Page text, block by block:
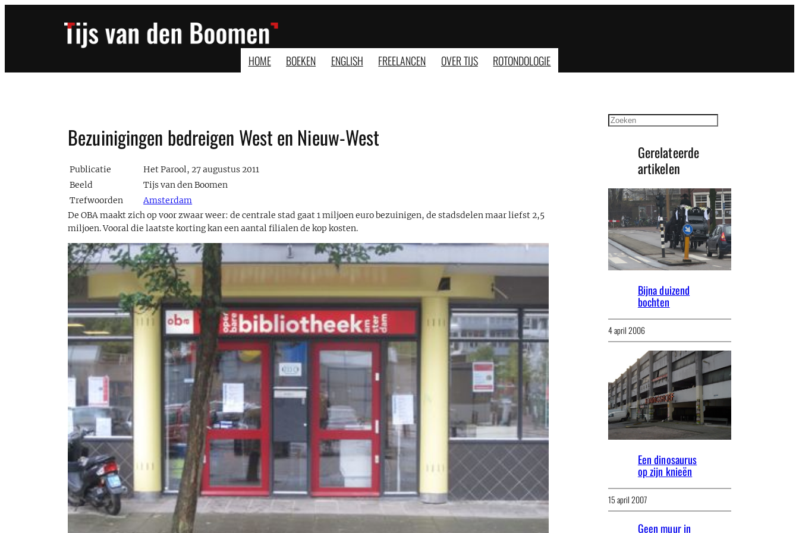
HOME BOEKEN ENGLISH FREELANCEN OVER TIJS ROTONDOLOGIE
Bezuinigingen bedreigen West en Nieuw-West
Publicatie
Het Parool, 27 augustus 2011
Beeld
Tijs van den Boomen
Trefwoorden
Amsterdam
De OBA maakt zich op voor zwaar weer: de centrale stad gaat 1 miljoen euro bezuinigen, de stadsdelen maar liefst 2,5
miljoen. Vooral die laatste korting kan een aantal filialen de kop kosten.
Zoeken
Gerelateerde
artikelen
Bijna duizend
bochten
4 april 2006
Een dinosaurus
op zijn knieën
15 april 2007
Geen muur in